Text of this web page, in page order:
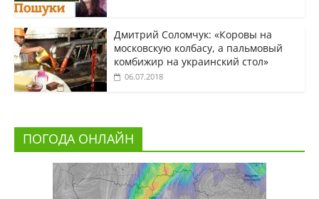
Дмитрий Соломчук: «Коровы на
московскую колбасу, а пальмовый
комбижир на украинский стол»
06.07.2018
ПОГОДА ОНЛАЙН